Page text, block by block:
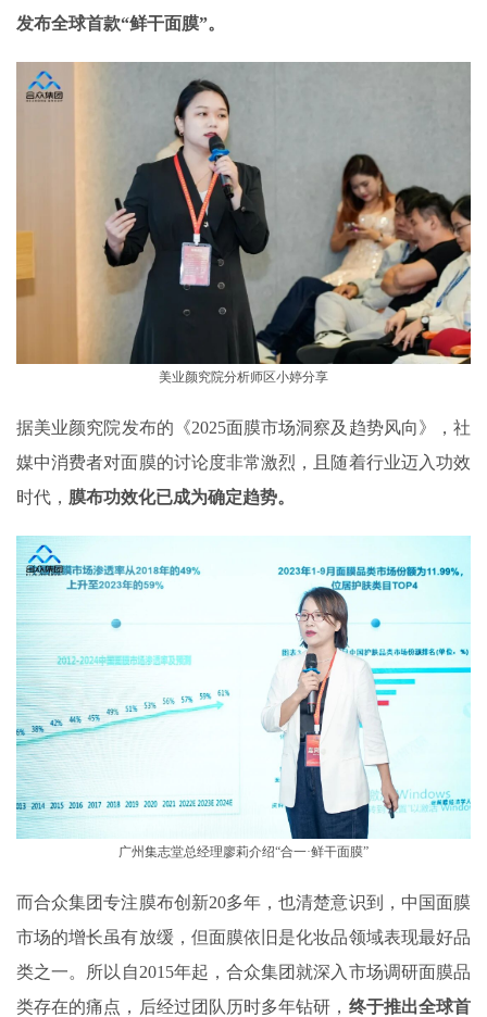
发布全球首款“鲜干面膜”。
美业颜究院分析师区小婷分享
据美业颜究院发布的《2025面膜市场洞察及趋势风向》，社
媒中消费者对面膜的讨论度非常激烈，且随着行业迈入功效
时代， 膜布功效化已成为确定趋势。
广州集志堂总经理廖莉介绍“合一·鲜干面膜”
而合众集团专注膜布创新20多年，也清楚意识到，中国面膜
市场的增长虽有放缓，但面膜依旧是化妆品领域表现最好品
类之一。所以自2015年起，合众集团就深入市场调研面膜品
类存在的痛点，后经过团队历时多年钻研， 终于推出全球首